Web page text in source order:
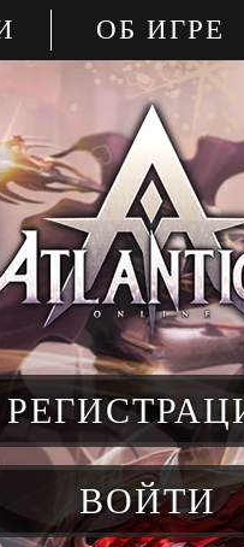
ОБ ИГРЕ
ВОЙТИ